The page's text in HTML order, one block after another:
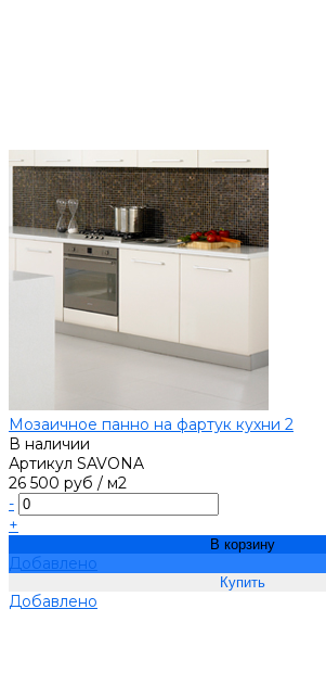
Мозаичное панно на фартук кухни 2
В наличии
Артикул SAVONA
26 500 руб / м2
-
+
В корзину
Добавлено
Добавлено